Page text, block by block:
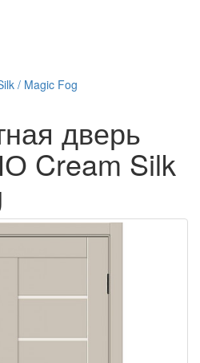
/ Magic Fog
дверь
Cream Silk